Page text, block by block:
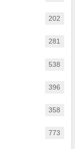
202
281
538
396
358
773